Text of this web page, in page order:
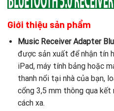
Giới thiệu sản phẩm
Music Receiver Adapter
được sản xuất để nhận tín
iPad, máy tính bảng hoặc
thanh nổi tại nhà của bạn,
cổng 3,5 mm thông qua
cách xa.